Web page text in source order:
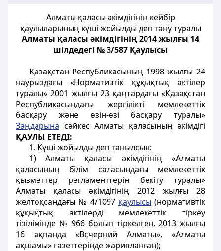
Алматы қаласы әкімдігінің кейбір
қаулыларының күші жойылды деп тану туралы
Алматы қаласы әкімдігінің 2014 жылғы 14
шілдедегі № 3/587 Қаулысы
Қазақстан Республикасының 1998 жылғы 24
наурыздағы «Нормативтік құқықтық актілер
туралы» 2001 жылғы 23 қаңтардағы «Қазақстан
Республикасындағы жергілікті мемлекеттік
басқару және өзін-өзі басқару туралы»
Заңдарына сәйкес Алматы қаласының әкімдігі
ҚАУЛЫ ЕТЕДІ:
1. Күші жойылды деп танылсын:
1) Алматы қаласы әкімдігінің «Алматы
қаласының білім саласындағы мемлекеттік
қызметтер регламенттерін бекіту туралы»
Алматы қаласы әкімдігінің 2012 жылғы 28
желтоқсандағы № 4/1097 қаулысы (нормативтік
құқықтық актілерді мемлекеттік тіркеу
тізілімінде № 966 болып тіркелген, 2013 жылғы
16 ақпанда «Всчерний Алматы», «Алматы
ақшамы» газеттерінде жарияланған);